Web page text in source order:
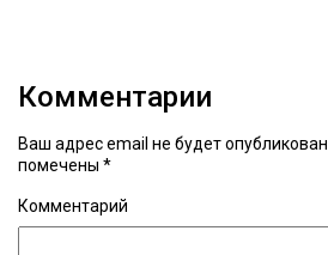
Комментарии
Ваш адрес email не будет опубликован.
помечены *
Комментарий